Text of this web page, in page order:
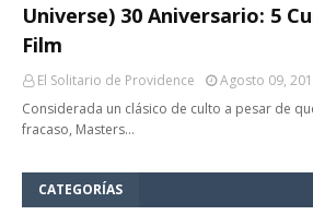
Universe) 30 Aniversario: 5
Film
El Solitario de Providence
Agosto 09,
Considerada un clásico de culto a pesar de
fracaso, Masters…
CATEGORÍAS